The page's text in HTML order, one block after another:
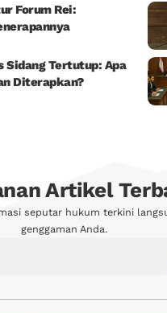
Forum Rei:
Sidang Tertutup: Apa
Diterapkan?
Artikel
seputar hukum terkini
genggaman Anda.